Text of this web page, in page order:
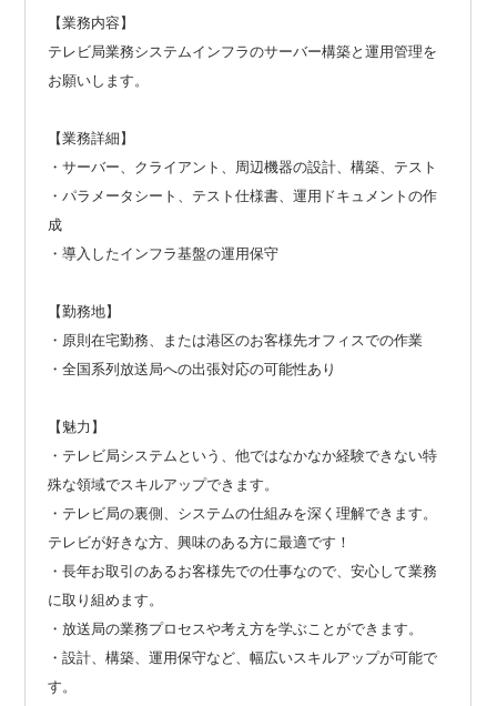
【業務内容】
テレビ局業務システムインフラのサーバー構築と運用管理を
お願いします。
【業務詳細】
・サーバー、クライアント、周辺機器の設計、構築、テスト
・パラメータシート、テスト仕様書、運用ドキュメントの作
成
・導入したインフラ基盤の運用保守
【勤務地】
・原則在宅勤務、または港区のお客様先オフィスでの作業
・全国系列放送局への出張対応の可能性あり
【魅力】
・テレビ局システムという、他ではなかなか経験できない特
殊な領域でスキルアップできます。
・テレビ局の裏側、システムの仕組みを深く理解できます。
テレビが好きな方、興味のある方に最適です！
・長年お取引のあるお客様先での仕事なので、安心して業務
に取り組めます。
・放送局の業務プロセスや考え方を学ぶことができます。
・設計、構築、運用保守など、幅広いスキルアップが可能で
す。